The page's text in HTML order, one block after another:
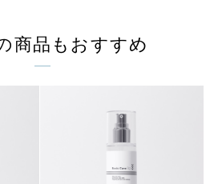
商品もおすすめ